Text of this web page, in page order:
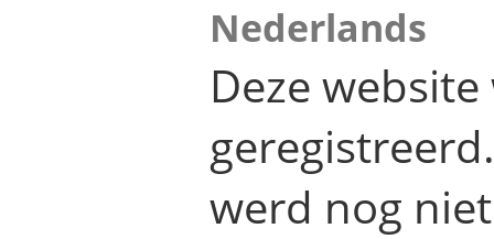
Nederlands
Deze
werd nog